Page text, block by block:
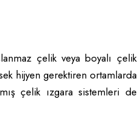
çelik veya boyalı çelik
hijyen gerektiren ortamlarda
çelik ızgara sistemleri de